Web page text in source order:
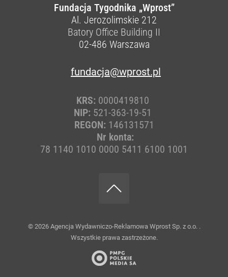
Fundacja Tygodnika „Wprost”
Al. Jerozolimskie 212
Batory Office Building II
02-486 Warszawa
fundacja@wprost.pl
KRS: 0000419810
NIP: 521-363-19-51
REGON: 146131571
Nr konta:
78 1140 1010 0000 5411 6100 1001
© 2026 Agencja Wydawniczo-Reklamowa Wprost Sp. z o.o. .
Wszystkie prawa zastrzeżone.